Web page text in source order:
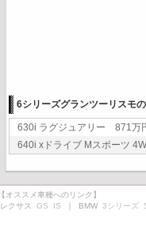
6シリーズグランツーリスモ
630i ラグジュアリー 871万
640i xドライブ Mスポーツ
【オススメ車種へのリンク】
レクサス GS IS ｜ BMW 3シリーズ